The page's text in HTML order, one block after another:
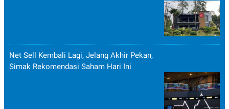
Net Sell Kembali Lagi, Jelang Akhir Pekan,
Simak Rekomendasi Saham Hari Ini